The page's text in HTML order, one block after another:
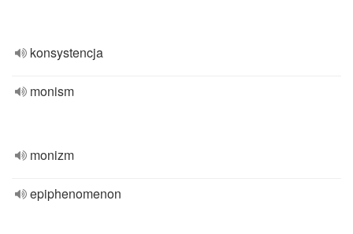
konsystencja
monism
monizm
epiphenomenon